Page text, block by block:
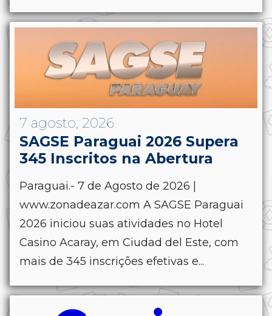
7 agosto, 2026
SAGSE Paraguai 2026 Supera
345 Inscritos na Abertura
Paraguai.- 7 de Agosto de 2026 |
www.zonadeazar.com A SAGSE Paraguai
2026 iniciou suas atividades no Hotel
Casino Acaray, em Ciudad del Este, com
mais de 345 inscrições efetivas e...